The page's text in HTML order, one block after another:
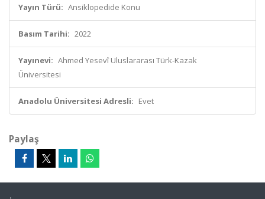
Yayın Türü: Ansiklopedide Konu
Basım Tarihi: 2022
Yayınevi: Ahmed Yesevî Uluslararası Türk-Kazak
Üniversitesi
Anadolu Üniversitesi Adresli: Evet
Paylaş